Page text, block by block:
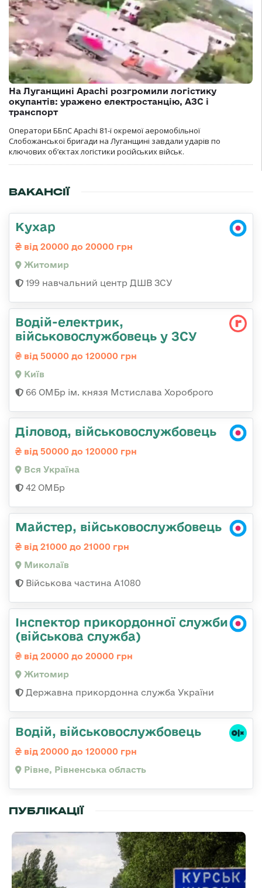
На Луганщині Apachi розгромили логістику
окупантів: уражено електростанцію, АЗС і
транспорт
Оператори ББпС Apachi 81-ї окремої аеромобільної
Слобожанської бригади на Луганщині завдали ударів по
ключових об’єктах логістики російських військ.
ВАКАНСІЇ
Кухар
від 20000 до 20000 грн
Житомир
199 навчальний центр ДШВ ЗСУ
Водій-електрик,
військовослужбовець у ЗСУ
від 50000 до 120000 грн
Київ
66 ОМБр ім. князя Мстислава Хороброго
Діловод, військовослужбовець
від 50000 до 120000 грн
Вся Україна
42 ОМБр
Майстер, військовослужбовець
від 21000 до 21000 грн
Миколаїв
Військова частина А1080
Інспектор прикордонної служби
(військова служба)
від 20000 до 20000 грн
Житомир
Державна прикордонна служба України
Водій, військовослужбовець
від 20000 до 120000 грн
Рівне, Рівненська область
ПУБЛІКАЦІЇ